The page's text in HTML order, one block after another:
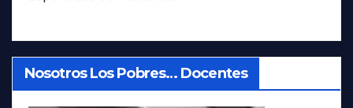
Nosotros Los Pobres… Docentes